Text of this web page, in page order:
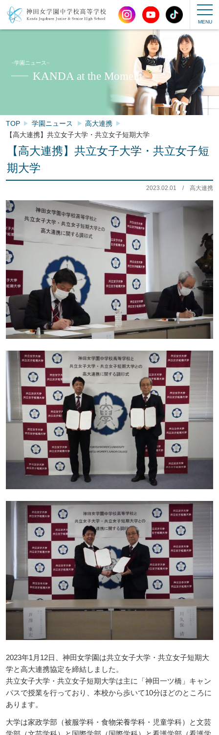
−学園ニュース−
KANDA at the Moment
TOP 学園ニュース
高大連携
【高大連携】共立女子大学・共立女子短期大学
【高大連携】共立女子大学・共立女子短
期大学
2023.02.01 /高大連携
2023年1月12日、神田女学園は共立女子大学・共立女子短期大
学と高大連携協定を締結しました。
共立女子大学・共立女子短期大学は主に「神田一ツ橋」キャン
パスで授業を行っており、本校から歩いて10分ほどのところに
あります。
大学は家政学部（被服学科・食物栄養学科・児童学科）と文芸